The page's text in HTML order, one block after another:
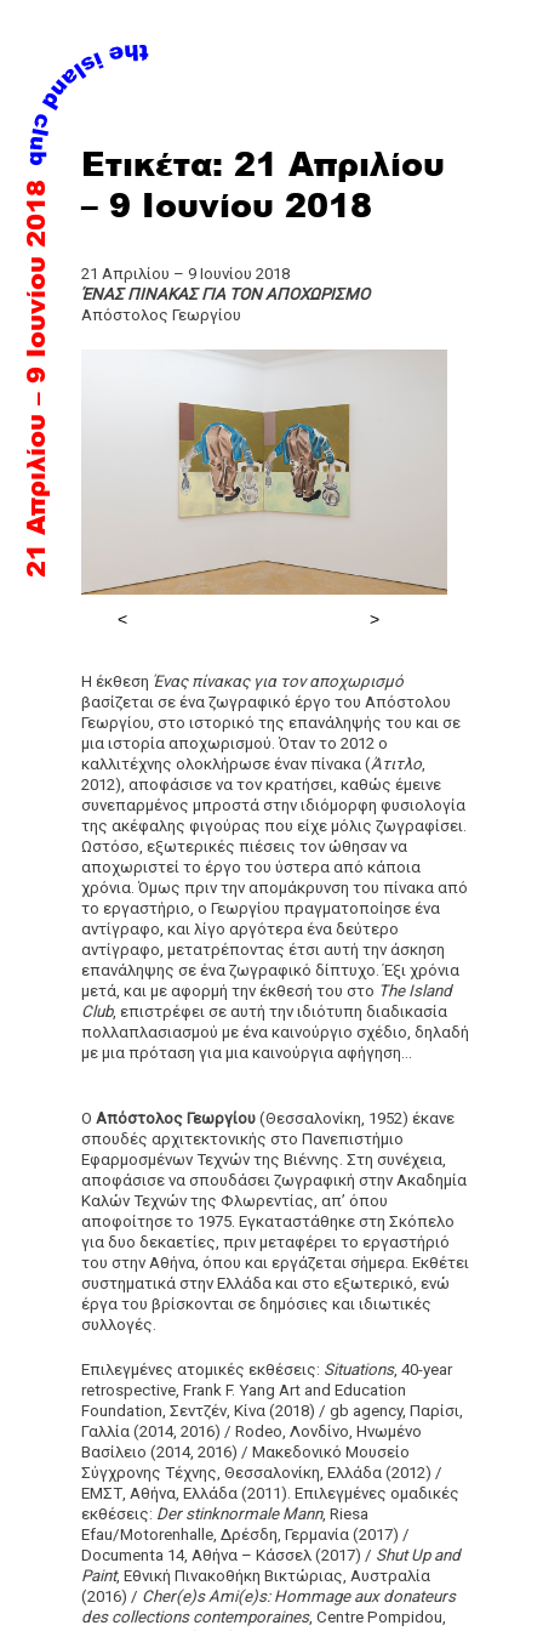
Skip
content
21 Απριλίου – 9 Ιουνίου 2018
Ετικέτα:21 Απριλίου
– 9 Ιουνίου 2018
21 Απριλίου – 9 Ιουνίου 2018
ΈΝΑΣ ΠΙΝΑΚΑΣ ΓΙΑ ΤΟΝ ΑΠΟΧΩΡΙΣΜΟ
Απόστολος Γεωργίου
Η έκθεση Ένας πίνακας για τον αποχωρισμό
βασίζεται σε ένα ζωγραφικό έργο του Απόστολου
Γεωργίου, στο ιστορικό της επανάληψής του και σε
μια ιστορία αποχωρισμού. Όταν το 2012 ο
καλλιτέχνης ολοκλήρωσε έναν πίνακα (Άτιτλο
2012), αποφάσισε να τον κρατήσει, καθώς έμεινε
συνεπαρμένος μπροστά στην ιδιόμορφη φυσιολογία
της ακέφαλης φιγούρας που είχε μόλις ζωγραφίσει.
Ωστόσο, εξωτερικές πιέσεις τον ώθησαν να
αποχωριστεί το έργο του ύστερα από κάποια
χρόνια. Όμως πριν την απομάκρυνση του πίνακα από
το εργαστήριο, ο Γεωργίου πραγματοποίησε ένα
αντίγραφο, και λίγο αργότερα ένα δεύτερο
αντίγραφο, μετατρέποντας έτσι αυτή την άσκηση
επανάληψης σε ένα ζωγραφικό δίπτυχο. Έξι χρόνια
μετά, και με αφορμή την έκθεσή του στο The Island
Club, επιστρέφει σε αυτή την ιδιότυπη διαδικασία
πολλαπλασιασμού με ένα καινούργιο σχέδιο, δηλαδή
με μια πρόταση για μια καινούργια αφήγηση…
ΟΑπόστολος Γεωργίου (Θεσσαλονίκη, 1952) έκανε
σπουδές αρχιτεκτονικής στο Πανεπιστήμιο
Εφαρμοσμένων Τεχνών της Βιέννης. Στη συνέχεια,
αποφάσισε να σπουδάσει ζωγραφική στην Ακαδημία
Καλών Τεχνών της Φλωρεντίας, απ’ όπου
αποφοίτησε το 1975. Εγκαταστάθηκε στη Σκόπελο
για δυο δεκαετίες, πριν μεταφέρει το εργαστήριό
του στην Αθήνα, όπου και εργάζεται σήμερα. Εκθέτει
συστηματικά στην Ελλάδα και στο εξωτερικό, ενώ
έργα του βρίσκονται σε δημόσιες και ιδιωτικές
συλλογές.
Επιλεγμένες ατομικές εκθέσεις: Situations, 40-year
retrospective, Frank F. Yang Art and Education
Foundation, Σεντζέν, Κίνα (2018) /gb agency, Παρίσι,
Γαλλία (2014, 2016) / Rodeo, Λονδίνο, Ηνωμένο
Βασίλειο (2014, 2016) / Mακεδονικό Μουσείο
Σύγχρονης Τέχνης, Θεσσαλονίκη, Ελλάδα (2012) /
EMΣΤ, Αθήνα, Ελλάδα (2011). Επιλεγμένες ομαδικές
εκθέσεις: Der stinknormale Mann, Riesa
Efau/Motorenhalle, Δρέσδη, Γερμανία (2017) /
Documenta 14, Αθήνα – Κάσσελ (2017) / Shut Up and
Paint,Εθνική Πινακοθήκη Βικτώριας , Αυστραλία
(2016) / Cher(e)s Ami(e)s: Hommage aux donateurs
des collections contemporaines, Centre Pompidou,